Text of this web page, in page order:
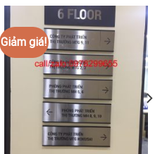
Giảm giá!